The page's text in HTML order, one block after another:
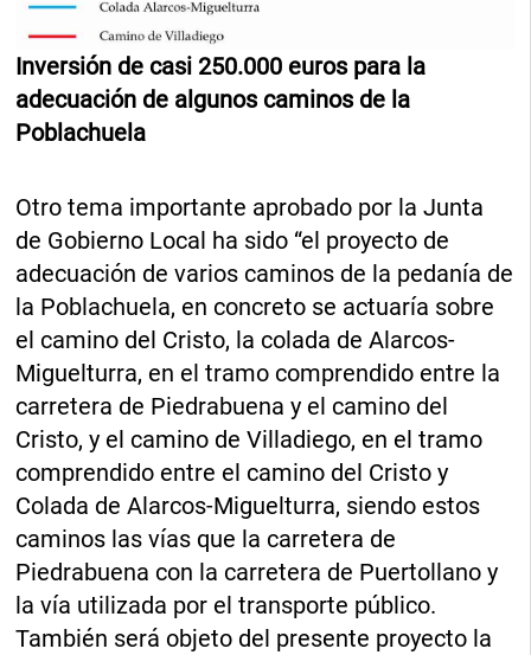
Inversión de casi 250.000 euros para la
adecuación de algunos caminos de la
Poblachuela
Otro tema importante aprobado por la Junta
de Gobierno Local ha sido “el proyecto de
adecuación de varios caminos de la pedanía de
la Poblachuela, en concreto se actuaría sobre
el camino del Cristo, la colada de Alarcos-
Miguelturra, en el tramo comprendido entre la
carretera de Piedrabuena y el camino del
Cristo, y el camino de Villadiego, en el tramo
comprendido entre el camino del Cristo y
Colada de Alarcos-Miguelturra, siendo estos
caminos las vías que la carretera de
Piedrabuena con la carretera de Puertollano y
la vía utilizada por el transporte público.
También será objeto del presente proyecto la